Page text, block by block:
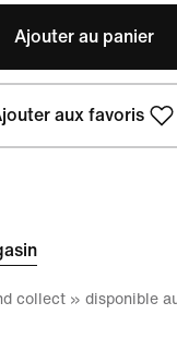
Ajouter au panier
aux favoris
collect » disponible